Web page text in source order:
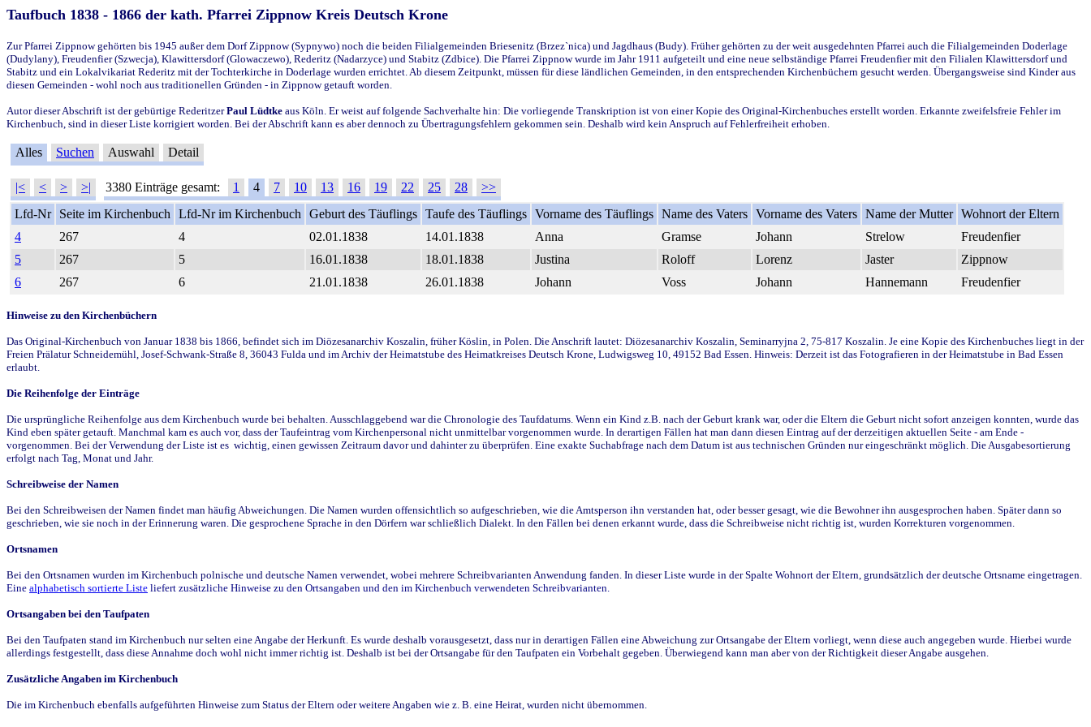
Taufbuch 1838 - 1866 der kath. Pfarrei Zippnow Kreis Deutsch Krone
Zur Pfarrei Zippnow gehörten bis 1945 außer dem Dorf Zippnow (Sypnywo) noch die beiden Filialgemeinden Briesenitz (Brzez`nica) und Jagdhaus (Budy). Früher gehörten zu der weit ausgedehnten Pfarrei auch die Filialgemeinden Doderlage
(Dudylany), Freudenfier (Szwecja), Klawittersdorf (Glowaczewo), Rederitz (Nadarzyce) und Stabitz (Zdbice). Die Pfarrei Zippnow wurde im Jahr 1911 aufgeteilt und eine neue selbständige Pfarrei Freudenfier mit den Filialen Klawittersdorf und
Stabitz und ein Lokalvikariat Rederitz mit der Tochterkirche in Doderlage wurden errichtet. Ab diesem Zeitpunkt, müssen für diese ländlichen Gemeinden, in den entsprechenden Kirchenbüchern gesucht werden. Übergangsweise sind Kinder aus
diesen Gemeinden - wohl noch aus traditionellen Gründen - in Zippnow getauft worden.
Autor dieser Abschrift ist der gebürtige RederitzerPaul Lüdtke aus Köln. Er weist auf folgende Sachverhalte hin: Die vorliegende Transkription ist von einer Kopie des Original-Kirchenbuches erstellt worden. Erkannte zweifelsfreie Fehler im
Kirchenbuch, sind in dieser Liste korrigiert worden. Bei der Abschrift kann es aber dennoch zu Übertragungsfehlern gekommen sein. Deshalb wird kein Anspruch auf Fehlerfreiheit erhoben.
Alles Suchen Auswahl Detail
|< < > >| 3380 Einträge gesamt: 1 4 7 10 13 16 19 22 25 28
>>
Lfd-Nr
Seite im Kirchenbuch Lfd-Nr im Kirchenbuch Geburt des Täuflings Taufe des Täuflings Vorname des Täuflings Name des Vaters Vorname des Vaters Name der Mutter Wohnort der Eltern
4
267 4 02.01.1838 14.01.1838 Anna Gramse Johann Strelow
Freudenfier
5
267 5 16.01.1838 18.01.1838 Justina Roloff Lorenz Jaster
Zippnow
6
267 6 21.01.1838 26.01.1838 Johann Voss Johann Hannemann Freudenfier
Hinweise zu den Kirchenbüchern
Das Original-Kirchenbuch von Januar 1838 bis 1866, befindet sich im Diözesanarchiv Koszalin, früher Köslin, in Polen. Die Anschrift lautet: Diözesanarchiv Koszalin, Seminarryjna 2, 75-817 Koszalin. Je eine Kopie des Kirchenbuches liegt in der
Freien Prälatur Schneidemühl, Josef-Schwank-Straße 8, 36043 Fulda und im Archiv der Heimatstube des Heimatkreises Deutsch Krone, Ludwigsweg 10, 49152 Bad Essen. Hinweis: Derzeit ist das Fotografieren in der Heimatstube in Bad Essen
erlaubt.
Die Reihenfolge der Einträge
Die ursprüngliche Reihenfolge aus dem Kirchenbuch wurde bei behalten. Ausschlaggebend war die Chronologie des Taufdatums. Wenn ein Kind z.B. nach der Geburt krank war, oder die Eltern die Geburt nicht sofort anzeigen konnten, wurde das
Kind eben später getauft. Manchmal kam es auch vor, dass der Taufeintrag vom Kirchenpersonal nicht unmittelbar vorgenommen wurde. In derartigen Fällen hat man dann diesen Eintrag auf der derzeitigen aktuellen Seite - am Ende -
vorgenommen. Bei der Verwendung der Liste ist es wichtig, einen gewissen Zeitraum davor und dahinter zu überprüfen. Eine exakte Suchabfrage nach dem Datum ist aus technischen Gründen nur eingeschränkt möglich. Die Ausgabesortierung
erfolgt nach Tag, Monat und Jahr.
Schreibweise der Namen
Bei den Schreibweisen der Namen findet man häufig Abweichungen. Die Namen wurden offensichtlich so aufgeschrieben, wie die Amtsperson ihn verstanden hat, oder besser gesagt, wie die Bewohner ihn ausgesprochen haben. Später dann so
geschrieben, wie sie noch in der Erinnerung waren. Die gesprochene Sprache in den Dörfern war schließlich Dialekt. In den Fällen bei denen erkannt wurde, dass die Schreibweise nicht richtig ist, wurden Korrekturen vorgenommen.
Ortsnamen
Bei den Ortsnamen wurden im Kirchenbuch polnische und deutsche Namen verwendet, wobei mehrere Schreibvarianten Anwendung fanden. In dieser Liste wurde in der Spalte Wohnort der Eltern, grundsätzlich der deutsche Ortsname eingetragen.
Eine alphabetisch sortierte Liste liefert zusätzliche Hinweise zu den Ortsangaben und den im Kirchenbuch verwendeten Schreibvarianten.
Ortsangaben bei den Taufpaten
Bei den Taufpaten stand im Kirchenbuch nur selten eine Angabe der Herkunft. Es wurde deshalb vorausgesetzt, dass nur in derartigen Fällen eine Abweichung zur Ortsangabe der Eltern vorliegt, wenn diese auch angegeben wurde. Hierbei wurde
allerdings festgestellt, dass diese Annahme doch wohl nicht immer richtig ist. Deshalb ist bei der Ortsangabe für den Taufpaten ein Vorbehalt gegeben. Überwiegend kann man aber von der Richtigkeit dieser Angabe ausgehen.
Zusätzliche Angaben im Kirchenbuch
Die im Kirchenbuch ebenfalls aufgeführten Hinweise zum Status der Eltern oder weitere Angaben wie z. B. eine Heirat, wurden nicht übernommen.